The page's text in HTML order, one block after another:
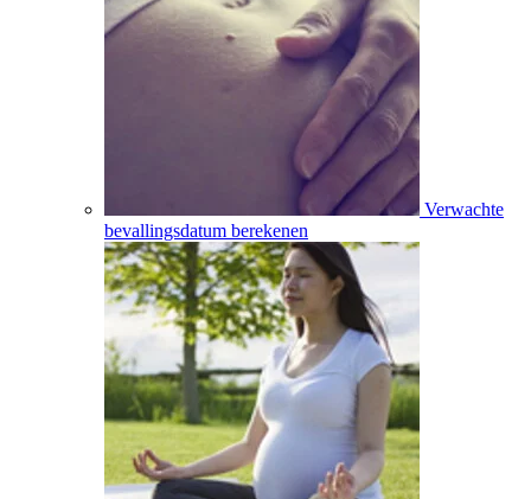
Verwachte
bevallingsdatum berekenen